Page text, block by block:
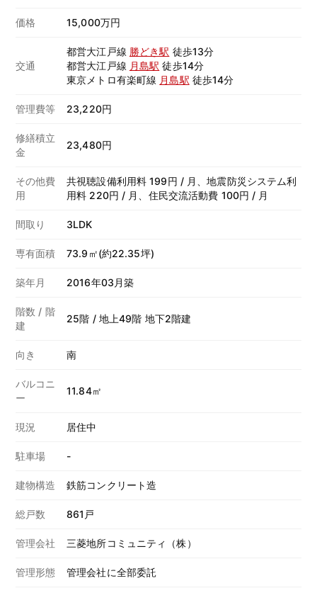
価格 15,000万円
交通
都営大江戸線 勝どき駅 徒歩13分
都営大江戸線 月島駅 徒歩14分
東京メトロ有楽町線 月島駅 徒歩14分
管理費等 23,220円
修繕積立
金
23,480円
その他費
用
共視聴設備利用料 199円 / 月、地震防災システム利
用料 220円 / 月、住民交流活動費 100円 / 月
間取り 3LDK
専有面積 73.9㎡(約22.35坪)
築年月 2016年03月築
階数 / 階
建
25階 / 地上49階 地下2階建
向き 南
バルコニ
ー
11.84㎡
現況 居住中
駐車場 -
建物構造 鉄筋コンクリート造
総戸数 861戸
管理会社 三菱地所コミュニティ（株）
管理形態 管理会社に全部委託